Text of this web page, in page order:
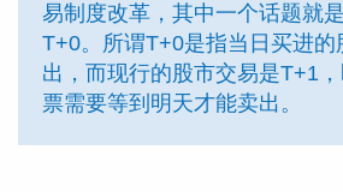
易制度改革，其中一个话题就
T+0。所谓T+0是指当日买进的
出，而现行的股市交易是T+1
票需要等到明天才能卖出。